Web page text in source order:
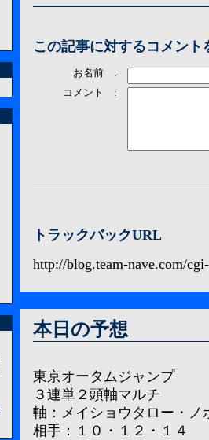
この記事に対するコメント
お名前 :
コメント :
トラックバックURL
http://blog.team-nave.com/
本日の予想
東京オータムジャンプ
３連単２頭軸マルチ
軸：メイショウタロー・ノ
相手：１０・１２・１４